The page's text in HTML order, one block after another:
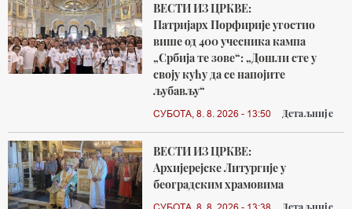
ВЕСТИ ИЗ ЦРКВЕ:
Патријарх Порфирије угостио
више од 400 учесника кампа
„Србија те зове“: „Дошли сте у
своју кућу да се напојите
љубављу“
СУБОТА, 8. 8. 2026 - 13:50 Детаљније
ВЕСТИ ИЗ ЦРКВЕ:
Архијерејске Литургије у
београдским храмовима